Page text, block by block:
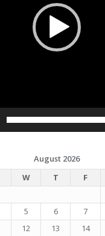
August 2026
W T F
5 6 7
12 13 14